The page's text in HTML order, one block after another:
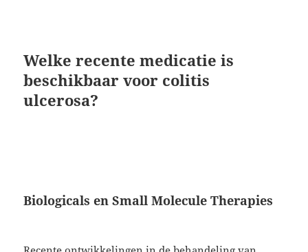
Welke recente medicatie is
beschikbaar voor colitis
ulcerosa?
Biologicals en Small Molecule Therapies